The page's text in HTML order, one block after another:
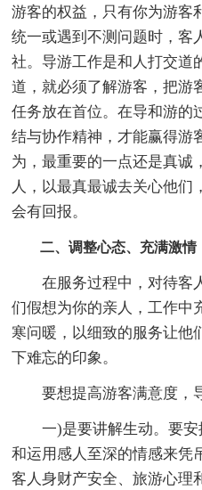
游客的权益，只有你为游客
统一或遇到不测问题时，客
社。导游工作是和人打交道
道，就必须了解游客，把游
任务放在首位。在导和游的
结与协作精神，才能赢得游
为，最重要的一点还是真诚
人，以最真最诚去关心他们
会有回报。
二、调整心态、充满激情
在服务过程中，对待客
们假想为你的亲人，工作中
寒问暖，以细致的服务让他
下难忘的印象。
要想提高游客满意度，
一)是要讲解生动。要安
和运用感人至深的情感来凭
客人身财产安全、旅游心理